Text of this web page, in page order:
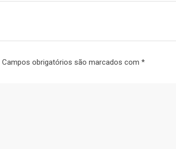
Campos obrigatórios são marcados com *